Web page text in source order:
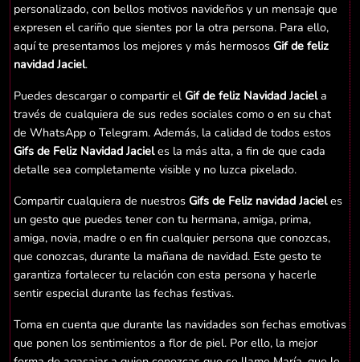
personalizado, con bellos motivos navideños y un mensaje que
expresen el cariño que sientes por la otra persona. Para ello,
aquí te presentamos los mejores y más hermosos Gif de feliz
navidad Jaciel.
Puedes descargar o compartir elGif de feliz Navidad Jaciela
través de cualquiera de sus redes sociales como o en su chat
de WhatsApp o Telegram. Además, la calidad de todos estos
Gifs de Feliz Navidad Jacieles la más alta, a fin de que cada
detalle sea completamente visible y no luzca pixelado.
Compartir cualquiera de nuestros Gifs de Feliz navidad Jacieles
un gesto que puedes tener con tu hermana, amiga, prima,
amiga, novia, madre o en fin cualquier persona que conozcas,
que conozcas, durante la mañana de navidad. Este gesto te
garantiza fortalecer tu relación con esta persona y hacerle
sentir especial durante las fechas festivas.
Toma en cuenta que durante las navidades son fechas emotivas
que ponen los sentimientos a flor de piel. Por ello, la mejor